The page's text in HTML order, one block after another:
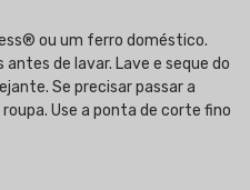
ou um ferro doméstico.
de lavar. Lave e seque do
Se precisar passar a
Use a ponta de corte fino